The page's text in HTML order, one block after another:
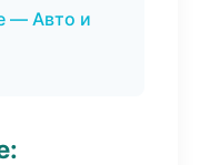
— Авто и